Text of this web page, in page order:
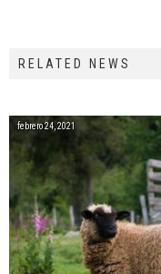
RELATED NEWS
febrero 24, 2021